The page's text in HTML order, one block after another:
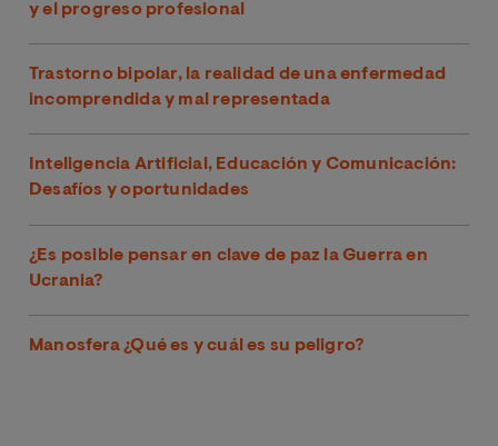
y el progreso profesional
Trastorno bipolar, la realidad de una enfermedad
incomprendida y mal representada
Inteligencia Artificial, Educación y Comunicación:
Desafíos y oportunidades
¿Es posible pensar en clave de paz la Guerra en
Ucrania?
Manosfera ¿Qué es y cuál es su peligro?